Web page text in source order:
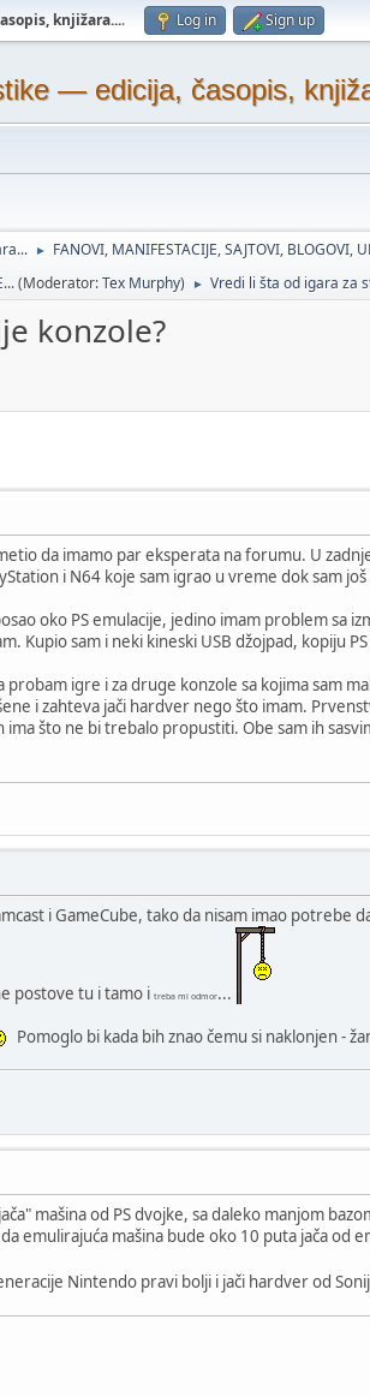
knjižara.... Log in Sign up
— edicija, časopis,
► FANOVI, MANIFESTACIJE, SAJTOVI, BLOGOVI,
(Moderator:Tex Murphy) ► Vredi li šta od igara za
konzole?
da imamo par eksperata na forumu. U
i N64 koje sam igrao u vreme dok sam
oko PS emulacije, jedino imam problem
Kupio sam i neki kineski USB džojpad, kopiju
probam igre i za druge konzole sa kojima sam
i zahteva jači hardver nego što imam.
ima što ne bi trebalo propustiti. Obe sam ih
i GameCube, tako da nisam imao potrebe
postove tu i tamo i treba mi odmor...
Pomoglo bi kada bih znao čemu si naklonjen -
mašina od PS dvojke, sa daleko manjom
emulirajuća mašina bude oko 10 puta jača od
Nintendo pravi bolji i jači hardver od